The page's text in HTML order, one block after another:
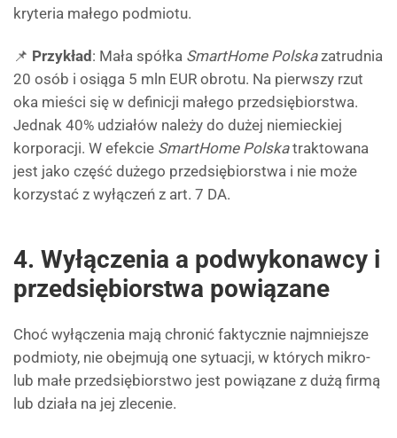
kryteria małego podmiotu.
📌 Przykład : Mała spółka SmartHome Polskazatrudnia
20 osób i osiąga 5 mln EUR obrotu. Na pierwszy rzut
oka mieści się w definicji małego przedsiębiorstwa.
Jednak 40% udziałów należy do dużej niemieckiej
korporacji. W efekcie SmartHome Polskatraktowana
jest jako część dużego przedsiębiorstwa i nie może
korzystać z wyłączeń z art. 7 DA.
4. Wyłączenia a podwykonawcy i
przedsiębiorstwa powiązane
Choć wyłączenia mają chronić faktycznie najmniejsze
podmioty, nie obejmują one sytuacji, w których mikro-
lub małe przedsiębiorstwo jest powiązane z dużą firmą
lub działa na jej zlecenie.